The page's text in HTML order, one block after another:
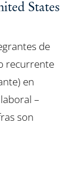
States
de
recurrente
en
–
son